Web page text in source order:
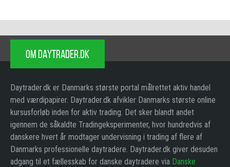
OM DAYTRADER.DK
Daytrader.dk er Danmarks største portal målrettet aktiv handel
med værdipapirer. Daytrader.dk afvikler Danmarks største online
kursusforløb inden for aktiv trading. Det sker blandt andet
igennem de såkaldte Tradingeksperimenter, hvor hundredvis af
danskere hvert år modtager undervisning i trading af flere af
Danmarks professionelle daytradere. Daytrader.dk giver desuden
adgang til et fællesskab for danske daytradere via Danske